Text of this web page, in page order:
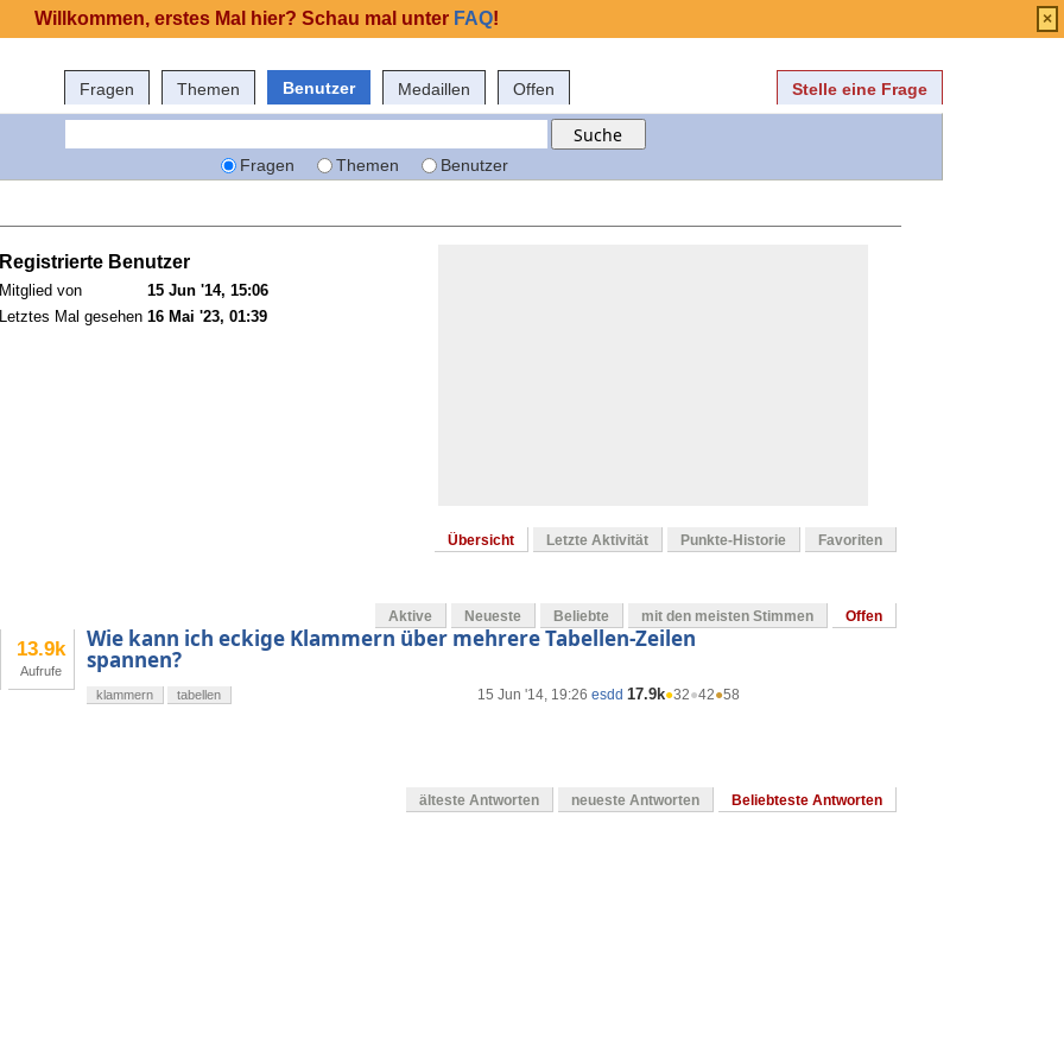
Fragen Themen Benutzer Medaillen Offen Stelle eine Frage
Fragen Themen Benutzer
Registrierte Benutzer
Mitglied von
15 Jun '14, 15:06
Letztes Mal gesehen 16 Mai '23, 01:39
Übersicht Letzte Aktivität Punkte-Historie Favoriten
Aktive Neueste Beliebte mit den meisten Stimmen Offen
13.9k
Aufrufe
Wie kann ich eckige Klammern über mehrere Tabellen-Zeilen
spannen?
15 Jun '14, 19:26 esdd 17.9k●32●42●58
klammern tabellen
älteste Antworten neueste Antworten Beliebteste Antworten
Willkommen, erstes Mal hier? Schau mal unter FAQ! ×